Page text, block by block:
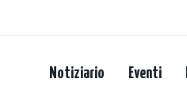
Notiziario Eventi